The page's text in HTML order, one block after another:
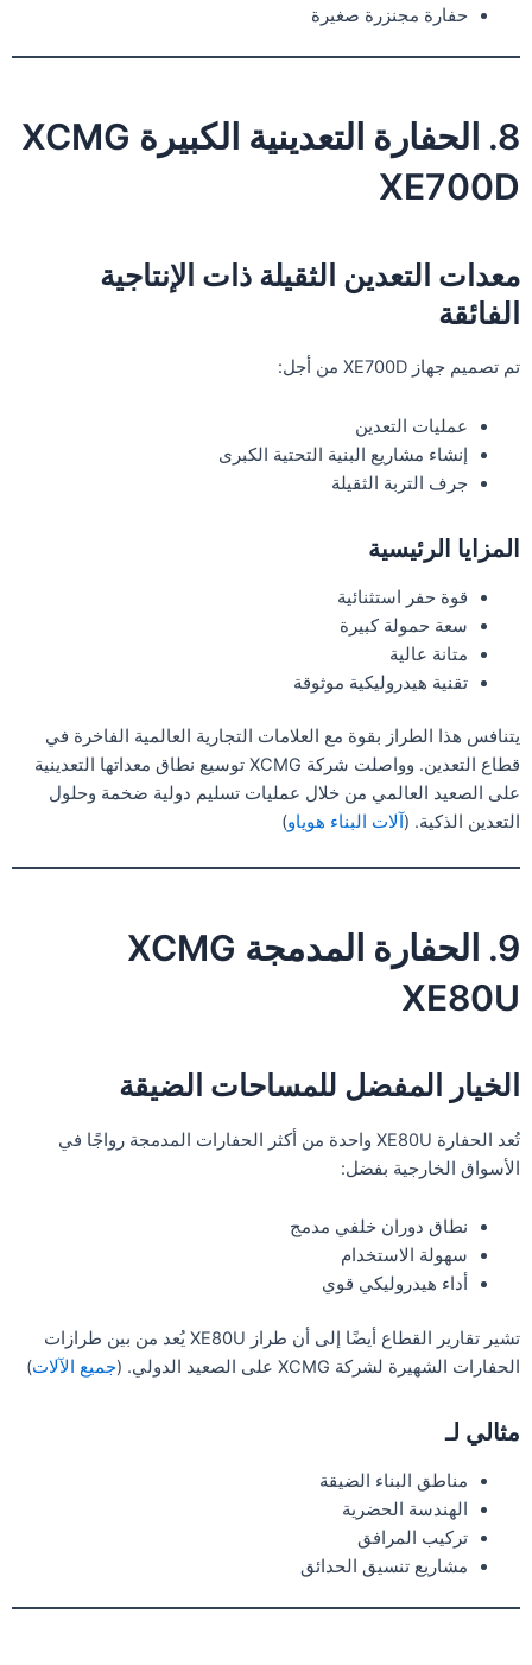
حفارة مجنزرة صغيرة
8. الحفارة التعدينية الكبيرة XCMG
XE700D
معدات التعدين الثقيلة ذات الإنتاجية
الفائقة
تم تصميم جهاز XE700D من أجل:
عمليات التعدين
إنشاء مشاريع البنية التحتية الكبرى
جرف التربة الثقيلة
المزايا الرئيسية
قوة حفر استثنائية
سعة حمولة كبيرة
متانة عالية
تقنية هيدروليكية موثوقة
يتنافس هذا الطراز بقوة مع العلامات التجارية العالمية الفاخرة في
قطاع التعدين. وواصلت شركة XCMG توسيع نطاق معداتها التعدينية
على الصعيد العالمي من خلال عمليات تسليم دولية ضخمة وحلول
التعدين الذكية. ( آلات البناء هوياو)
9. الحفارة المدمجة XCMG
XE80U
الخيار المفضل للمساحات الضيقة
تُعد الحفارة XE80U واحدة من أكثر الحفارات المدمجة رواجًا في
الأسواق الخارجية بفضل:
نطاق دوران خلفي مدمج
سهولة الاستخدام
أداء هيدروليكي قوي
تشير تقارير القطاع أيضًا إلى أن طراز XE80U يُعد من بين طرازات
الحفارات الشهيرة لشركة XCMG على الصعيد الدولي. (
جميع الآلات)
مثالي لـ
مناطق البناء الضيقة
الهندسة الحضرية
تركيب المرافق
مشاريع تنسيق الحدائق